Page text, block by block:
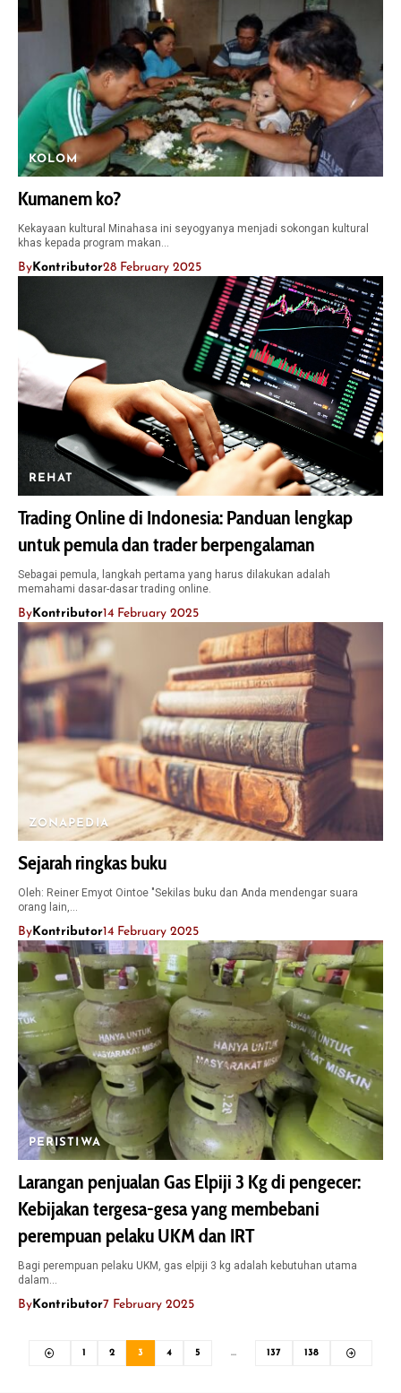
KOLOM
Kumanem ko?
Kekayaan kultural Minahasa ini seyogyanya menjadi sokongan kultural
khas kepada program makan…
By Kontributor28 February 2025
REHAT
Trading Online di Indonesia: Panduan lengkap
untuk pemula dan trader berpengalaman
Sebagai pemula, langkah pertama yang harus dilakukan adalah
memahami dasar-dasar trading online.
By Kontributor14 February 2025
ZONAPEDIA
Sejarah ringkas buku
Oleh: Reiner Emyot Ointoe "Sekilas buku dan Anda mendengar suara
orang lain,…
ByKontributor14 February 2025
PERISTIWA
Larangan penjualan Gas Elpiji 3 Kg di pengecer:
Kebijakan tergesa-gesa yang membebani
perempuan pelaku UKM dan IRT
Bagi perempuan pelaku UKM, gas elpiji 3 kg adalah kebutuhan utama
dalam…
ByKontributor7 February 2025
1 2 3 4 5 … 137 138